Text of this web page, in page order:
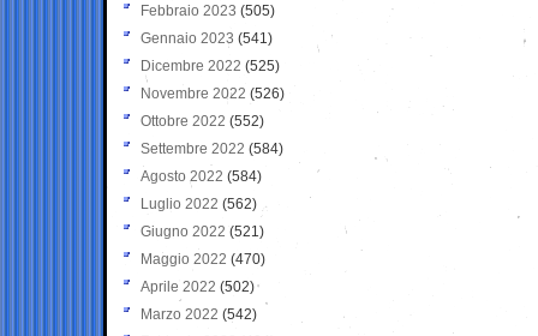
Febbraio 2023 (505)
Gennaio 2023 (541)
Dicembre 2022 (525)
Novembre 2022 (526)
Ottobre 2022 (552)
Settembre 2022 (584)
Agosto 2022 (584)
Luglio 2022 (562)
Giugno 2022 (521)
Maggio 2022 (470)
Aprile 2022 (502)
Marzo 2022 (542)